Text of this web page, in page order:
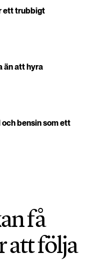
ett trubbigt
än att hyra
och bensin som ett
få
att följa